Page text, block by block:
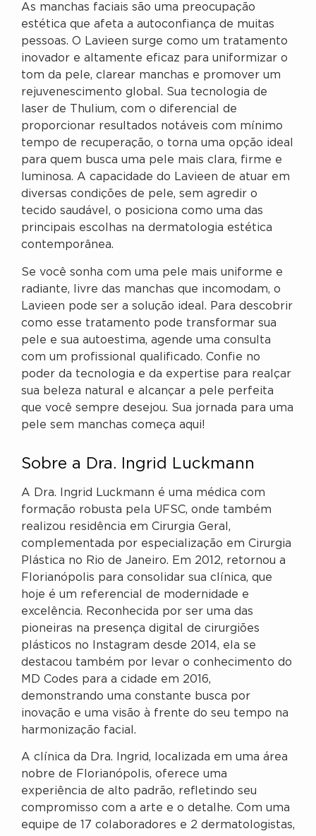
As manchas faciais são uma preocupação
estética que afeta a autoconfiança de muitas
pessoas. O Lavieen surge como um tratamento
inovador e altamente eficaz para uniformizar o
tom da pele, clarear manchas e promover um
rejuvenescimento global. Sua tecnologia de
laser de Thulium, com o diferencial de
proporcionar resultados notáveis com mínimo
tempo de recuperação, o torna uma opção ideal
para quem busca uma pele mais clara, firme e
luminosa. A capacidade do Lavieen de atuar em
diversas condições de pele, sem agredir o
tecido saudável, o posiciona como uma das
principais escolhas na dermatologia estética
contemporânea.
Se você sonha com uma pele mais uniforme e
radiante, livre das manchas que incomodam, o
Lavieen pode ser a solução ideal. Para descobrir
como esse tratamento pode transformar sua
pele e sua autoestima, agende uma consulta
com um profissional qualificado. Confie no
poder da tecnologia e da expertise para realçar
sua beleza natural e alcançar a pele perfeita
que você sempre desejou. Sua jornada para uma
pele sem manchas começa aqui!
Sobre a Dra. Ingrid Luckmann
A Dra. Ingrid Luckmann é uma médica com
formação robusta pela UFSC, onde também
realizou residência em Cirurgia Geral,
complementada por especialização em Cirurgia
Plástica no Rio de Janeiro. Em 2012, retornou a
Florianópolis para consolidar sua clínica, que
hoje é um referencial de modernidade e
excelência. Reconhecida por ser uma das
pioneiras na presença digital de cirurgiões
plásticos no Instagram desde 2014, ela se
destacou também por levar o conhecimento do
MD Codes para a cidade em 2016,
demonstrando uma constante busca por
inovação e uma visão à frente do seu tempo na
harmonização facial.
A clínica da Dra. Ingrid, localizada em uma área
nobre de Florianópolis, oferece uma
experiência de alto padrão, refletindo seu
compromisso com a arte e o detalhe. Com uma
equipe de 17 colaboradores e 2 dermatologistas,